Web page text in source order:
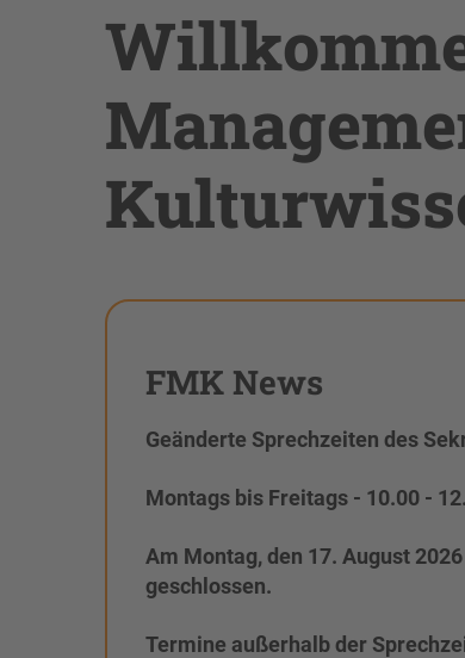
FMK News
Geänderte Sprechzeiten des
Montags bis Freitags - 10.00 -
Am Montag, den 17. August
geschlossen.
Termine außerhalb der